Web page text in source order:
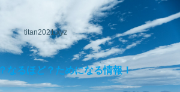
titan2021.xyz
なるほど？ためになる情報！